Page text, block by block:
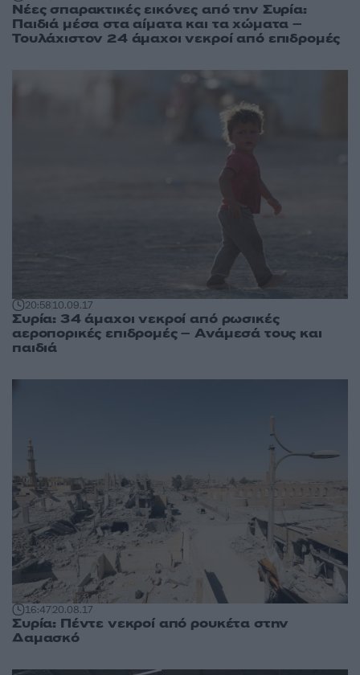
Νέες σπαρακτικές εικόνες από την Συρία:
Παιδιά μέσα στα αίματα και τα χώματα –
Τουλάχιστον 24 άμαχοι νεκροί από επιδρομές
20:5810.09.17
Συρία: 34 άμαχοι νεκροί από ρωσικές
αεροπορικές επιδρομές – Ανάμεσά τους και
παιδιά
16:4720.08.17
Συρία: Πέντε νεκροί από ρουκέτα στην
Δαμασκό